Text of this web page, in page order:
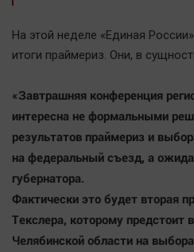
ЖКХ
Интервью
Качество жизни
Конкурс
Народная журналистика
Наука
Обсуждаем
Отдых
На этой неделе «Единая
итоги праймериз. Они, в
«Завтрашняя конференция
интересна не формальными
результатов праймериз и
на федеральный съезд, а
губернатора.
Фактически это будет вторая
Текслера, которому предстоит
Челябинской области на